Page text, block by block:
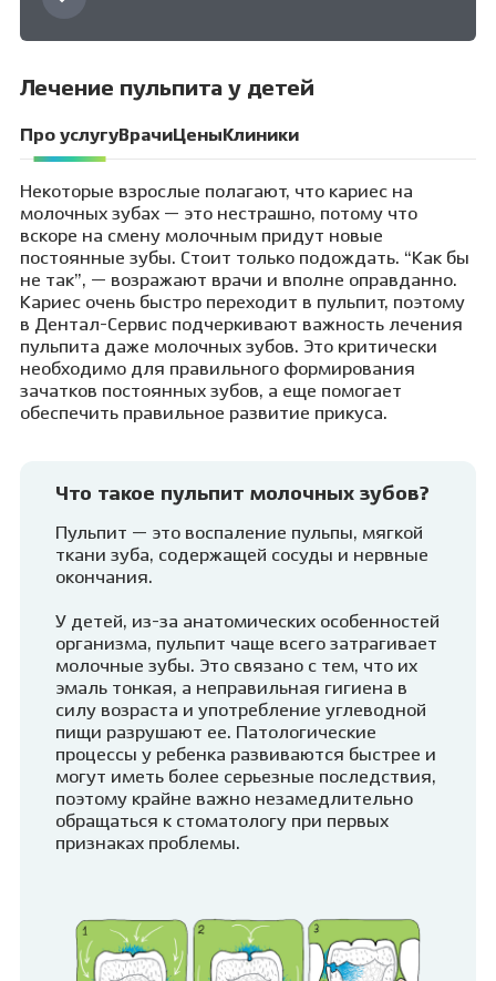
Лечение пульпита у детей
Про услугу Врачи Цены Клиники
Некоторые взрослые полагают, что кариес на
молочных зубах — это нестрашно, потому что
вскоре на смену молочным придут новые
постоянные зубы. Стоит только подождать. “Как бы
не так”, — возражают врачи и вполне оправданно.
Кариес очень быстро переходит в пульпит, поэтому
в Дентал-Сервис подчеркивают важность лечения
пульпита даже молочных зубов. Это критически
необходимо для правильного формирования
зачатков постоянных зубов, а еще помогает
обеспечить правильное развитие прикуса.
Что такое пульпит молочных зубов?
Пульпит — это воспаление пульпы, мягкой
ткани зуба, содержащей сосуды и нервные
окончания.
У детей, из-за анатомических особенностей
организма, пульпит чаще всего затрагивает
молочные зубы. Это связано с тем, что их
эмаль тонкая, а неправильная гигиена в
силу возраста и употребление углеводной
пищи разрушают ее. Патологические
процессы у ребенка развиваются быстрее и
могут иметь более серьезные последствия,
поэтому крайне важно незамедлительно
обращаться к стоматологу при первых
признаках проблемы.